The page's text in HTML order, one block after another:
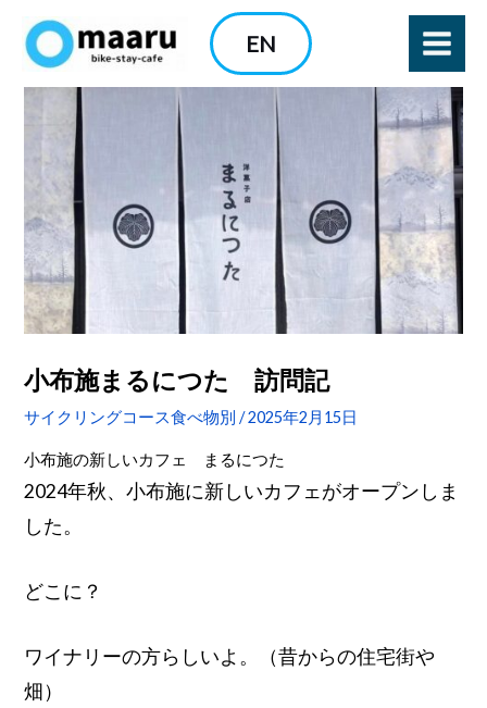
EN
小布施まるにつた 訪問記
サイクリングコース食べ物別 /2025年2月15日
小布施の新しいカフェ まるにつた
2024年秋、小布施に新しいカフェがオープンしま
した。
どこに？
ワイナリーの方らしいよ。（昔からの住宅街や
畑）